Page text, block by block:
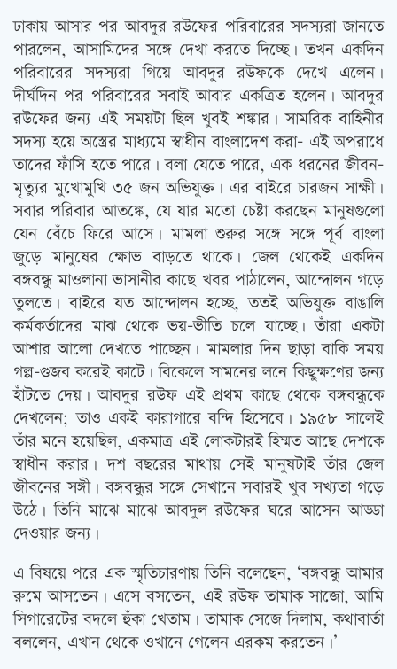
ঢাকায় আসার পর আবদুর রউফের পরিবারের সদস্যরা জানতে
পারলেন, আসামিদের সঙ্গে দেখা করতে দিচ্ছে। তখন একদিন
পরিবারের সদস্যরা গিয়ে আবদুর রউফকে দেখে এলেন।
দীর্ঘদিন পর পরিবারের সবাই আবার একত্রিত হলেন। আবদুর
রউফের জন্য এই সময়টা ছিল খুবই শঙ্কার। সামরিক বাহিনীর
সদস্য হয়ে অস্ত্রের মাধ্যমে স্বাধীন বাংলাদেশ করা- এই অপরাধে
তাদের ফাঁসি হতে পারে। বলা যেতে পারে, এক ধরনের জীবন-
মৃত্যুর মুখোমুখি ৩৫ জন অভিযুক্ত। এর বাইরে চারজন সাক্ষী।
সবার পরিবার আতঙ্কে, যে যার মতো চেষ্টা করছেন মানুষগুলো
যেন বেঁচে ফিরে আসে। মামলা শুরুর সঙ্গে সঙ্গে পূর্ব বাংলা
জুড়ে মানুষের ক্ষোভ বাড়তে থাকে। জেল থেকেই একদিন
বঙ্গবন্ধু মাওলানা ভাসানীর কাছে খবর পাঠালেন, আন্দোলন গড়ে
তুলতে। বাইরে যত আন্দোলন হচ্ছে, ততই অভিযুক্ত বাঙালি
কর্মকর্তাদের মাঝ থেকে ভয়-ভীতি চলে যাচ্ছে। তাঁরা একটা
আশার আলো দেখতে পাচ্ছেন। মামলার দিন ছাড়া বাকি সময়
গল্প-গুজব করেই কাটে। বিকেলে সামনের লনে কিছুক্ষণের জন্য
হাঁটতে দেয়। আবদুর রউফ এই প্রথম কাছে থেকে বঙ্গবন্ধুকে
দেখলেন; তাও একই কারাগারে বন্দি হিসেবে। ১৯৫৮ সালেই
তাঁর মনে হয়েছিল, একমাত্র এই লোকটারই হিম্মত আছে দেশকে
স্বাধীন করার। দশ বছরের মাথায় সেই মানুষটাই তাঁর জেল
জীবনের সঙ্গী। বঙ্গবন্ধুর সঙ্গে সেখানে সবারই খুব সখ্যতা গড়ে
উঠে। তিনি মাঝে মাঝে আবদুল রউফের ঘরে আসেন আড্ডা
দেওয়ার জন্য।
এ বিষয়ে পরে এক স্মৃতিচারণায় তিনি বলেছেন, ‘বঙ্গবন্ধু আমার
রুমে আসতেন। এসে বসতেন, এই রউফ তামাক সাজো, আমি
সিগারেটের বদলে হুঁকা খেতাম। তামাক সেজে দিলাম, কথাবার্তা
বললেন, এখান থেকে ওখানে গেলেন এরকম করতেন।’